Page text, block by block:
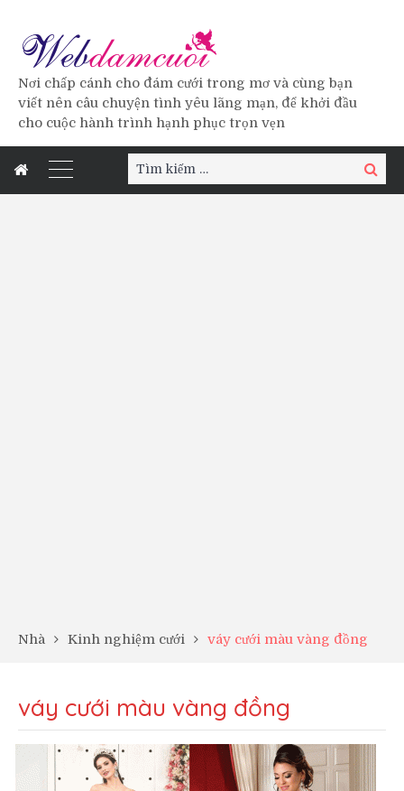
Nơi chấp cánh cho đám cưới trong mơ và cùng bạn
viết nên câu chuyện tình yêu lãng mạn, để khởi đầu
cho cuộc hành trình hạnh phục trọn vẹn
Tìm
kiếm:
Tìm
kiếm
Nhà Kinh nghiệm cưới váy cưới màu vàng đồng
váy cưới màu vàng đồng